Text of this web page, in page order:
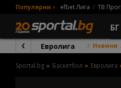
Популярни » efbet Лига ТВ
Евролига Новини
Sportal.bg Баскетбол Евролига